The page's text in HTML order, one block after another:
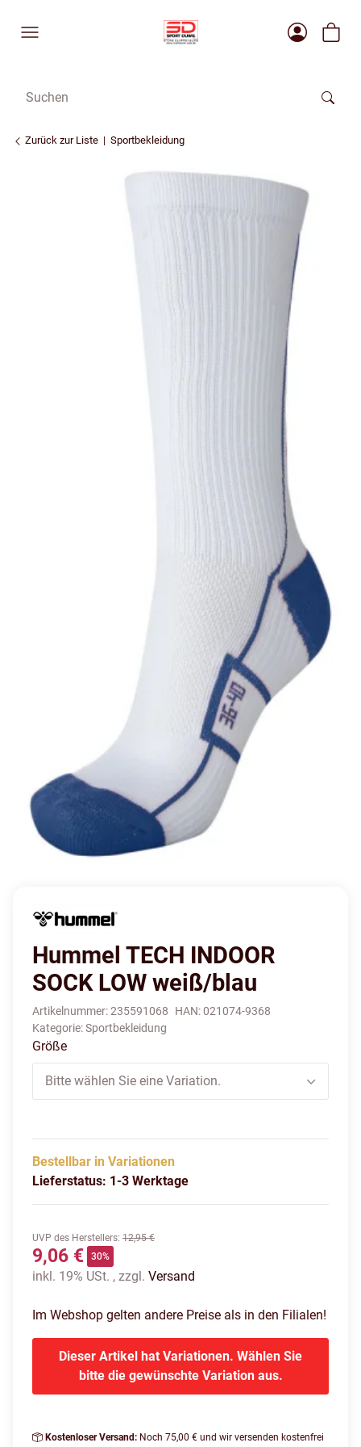
Zurück zur Liste Sportbekleidung
Hummel TECH INDOOR
SOCK LOW weiß/blau
Artikelnummer:235591068 HAN:021074-9368
Kategorie:Sportbekleidung
Größe
Bitte wählen Sie eine Variation.
Bestellbar in Variationen
Lieferstatus: 1-3 Werktage
UVP des Herstellers: 12,95 €
9,06 € 30%
inkl. 19% USt. , zzgl. Versand
Im Webshop gelten andere Preise als in den Filialen!
Dieser Artikel hat Variationen. Wählen Sie
bitte die gewünschte Variation aus.
Kostenloser Versand: Noch 75,00 € und wir versenden kostenfrei